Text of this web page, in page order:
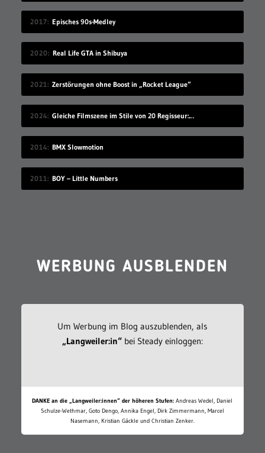
2017 Episches 90s-Medley
2020 Real Life GTA in Shibuya
2021 Zerstörungen ohne Boost in „Rocket League“
2024 Gleiche Filmszene im Stile von 20 Regisseur:innen
2014 BMX Slowmotion
2011 BOY – Little Numbers
WERBUNG AUSBLENDEN
Um Werbung im Blog auszublenden, als
„Langweiler:in“bei Steady einloggen:
DANKE an die „Langweiler:innen“ der höheren Stufen: Andreas Wedel, Daniel
Schulze-Wethmar, Goto Dengo, Annika Engel, Dirk Zimmermann, Marcel
Nasemann, Kristian Gäckle und Christian Zenker.